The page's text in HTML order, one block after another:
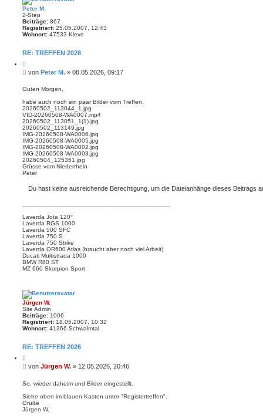
Peter M.
2-Step
Beiträge: 867
Registriert: 25.05.2007, 12:43
Wohnort: 47533 Kleve
RE: TREFFEN 2026
i
t
e
e
n
B
i
r
a
g
von Peter M. » 08.05.2026, 09:17
Guten Morgen,
habe auch noch ein paar Bilder vom Treffen.
20260502_113044_1.jpg
VID-20260508-WA0007.mp4
20260502_113051_1(1).jpg
20260502_113149.jpg
IMG-20260508-WA0006.jpg
IMG-20260508-WA0005.jpg
IMG-20260508-WA0002.jpg
IMG-20260508-WA0003.jpg
20260504_125351.jpg
Grüsse vom Niederrhein
Peter
Du hast keine ausreichende Berechtigung, um die Dateianhänge dieses Beitrags
Laverda Jota 120°
Laverda RGS 1000
Laverda 500 SFC
Laverda 750 S
Laverda 750 Strike
Laverda OR600 Atlas (braucht aber noch viel Arbeit)
Ducati Multistrada 1000
BMW R80 ST
MZ 660 Skorpion Sport
Jürgen W.
Site Admin
Beiträge: 1006
Registriert: 18.05.2007, 10:32
Wohnort: 41366 Schwalmtal
RE: TREFFEN 2026
i
t
e
e
n
B
i
r
a
von Jürgen W. » 12.05.2026, 20:46
So, wieder daheim und Bilder eingestellt.
Siehe oben im blauen Kasten unter "Registertreffen".
Grüße
Jürgen W.